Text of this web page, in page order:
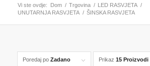
Vi ste ovdje: Dom / Trgovina / LED RASVJETA /
UNUTARNJA RASVJETA / ŠINSKA RASVJETA
Poredaj po Zadano Prikaz 15